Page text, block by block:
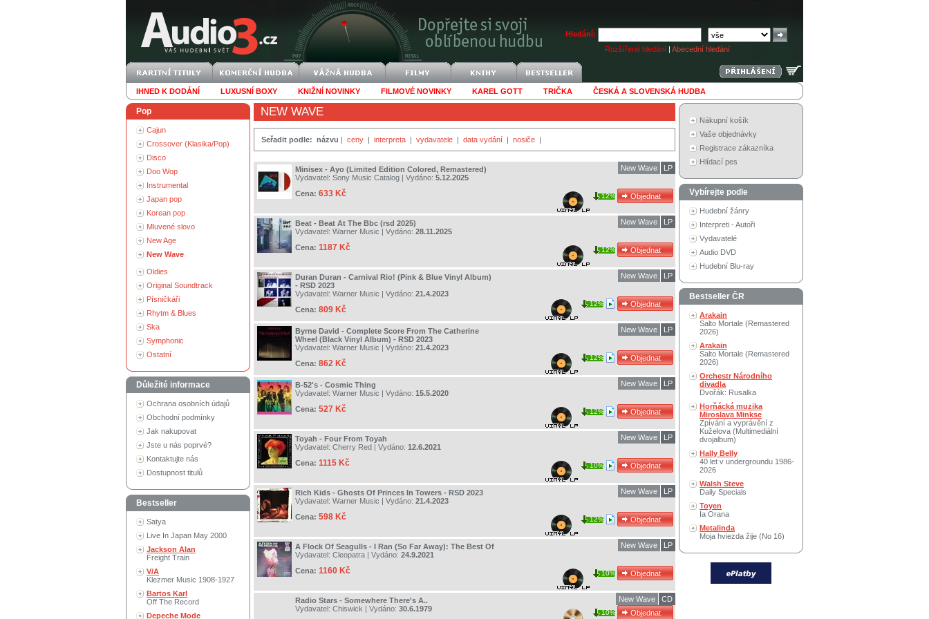
Hledání:
Rozšířené hledání | Abecední hledání
IHNED K DODÁNÍ LUXUSNÍ BOXY KNIŽNÍ NOVINKY FILMOVÉ NOVINKY KAREL GOTT TRIČKA ČESKÁ A SLOVENSKÁ HUDBA
Pop
Cajun
Crossover (Klasika/Pop)
Disco
Doo Wop
Instrumental
Japan pop
Korean pop
Mluvené slovo
New Age
New Wave
Oldies
Original Soundtrack
Písničkáři
Rhytm & Blues
Ska
Symphonic
Ostatní
Důležité informace
Ochrana osobních údajů
Obchodní podmínky
Jak nakupovat
Jste u nás poprvé?
Kontaktujte nás
Dostupnost titulů
Bestseller
Satya
Live In Japan May 2000
Jackson Alan
Freight Train
V/A
Klezmer Music 1908-1927
Bartos Karl
Off The Record
Depeche Mode
NEW WAVE
Seřadit podle: názvu | ceny | interpreta | vydavatele | data vydání | nosiče |
Minisex - Ayo (Limited Edition Colored, Remastered)
Vydavatel: Sony Music Catalog | Vydáno: 5.12.2025
Cena: 633 Kč
LP
New Wave
12%
Beat - Beat At The Bbc (rsd 2025)
Vydavatel: Warner Music | Vydáno: 28.11.2025
Cena: 1187 Kč
LP
New Wave
12%
Duran Duran - Carnival Rio! (Pink & Blue Vinyl Album)
- RSD 2023
Vydavatel: Warner Music | Vydáno: 21.4.2023
Cena: 809 Kč
LP
New Wave
12%
Byrne David - Complete Score From The Catherine
Wheel (Black Vinyl Album) - RSD 2023
Vydavatel: Warner Music | Vydáno: 21.4.2023
Cena: 862 Kč
LP
New Wave
12%
B-52's - Cosmic Thing
Vydavatel: Warner Music | Vydáno: 15.5.2020
Cena: 527 Kč
LP
New Wave
12%
Toyah - Four From Toyah
Vydavatel: Cherry Red | Vydáno: 12.6.2021
Cena: 1115 Kč
LP
New Wave
10%
Rich Kids - Ghosts Of Princes In Towers - RSD 2023
Vydavatel: Warner Music | Vydáno: 21.4.2023
Cena: 598 Kč
LP
New Wave
12%
A Flock Of Seagulls - I Ran (So Far Away): The Best Of
Vydavatel: Cleopatra | Vydáno: 24.9.2021
Cena: 1160 Kč
LP
New Wave
10%
Radio Stars - Somewhere There's A..
Vydavatel: Chiswick | Vydáno: 30.6.1979
CD
New Wave
10%
Nákupní košík
Vaše objednávky
Registrace zákazníka
Hlídací pes
Vybírejte podle
Hudební žánry
Interpreti - Autoři
Vydavatelé
Audio DVD
Hudební Blu-ray
Bestseller ČR
Arakain
Salto Mortale (Remastered
2026)
Arakain
Salto Mortale (Remastered
2026)
Orchestr Národního
divadla
Dvořák: Rusalka
Horňácká muzika
Miroslava Minkse
Zpívání a vyprávění z
Kuželova (Multimediální
dvojalbum)
Hally Belly
40 let v undergroundu 1986-
2026
Walsh Steve
Daily Specials
Toyen
Ia Orana
Metalinda
Moja hviezda žije (No 16)